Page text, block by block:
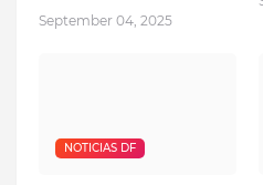
September 04, 2025
NOTICIAS DF